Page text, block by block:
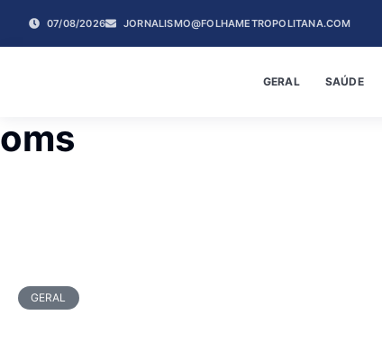
07/08/2026 JORNALISMO@FOLHAMETROPOLITANA.COM
GERAL SAÚDE
oms
GERAL